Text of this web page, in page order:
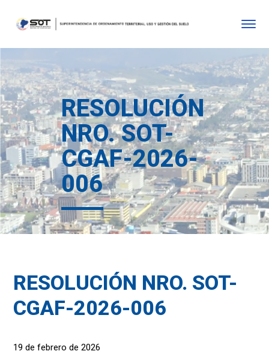
RESOLUCIÓN
NRO. SOT-
CGAF-2026-
006
RESOLUCIÓN NRO. SOT-
CGAF-2026-006
19 de febrero de 2026